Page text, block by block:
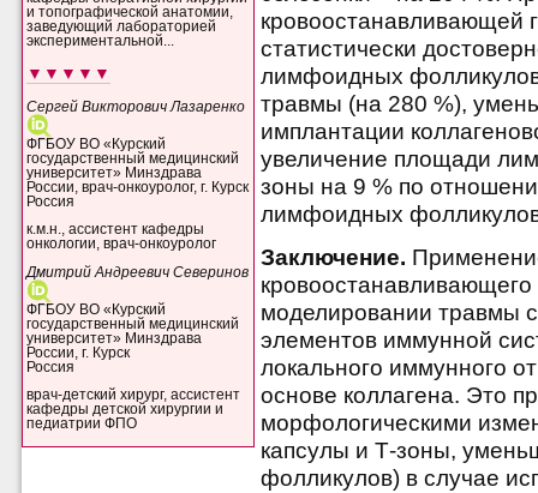
и топографической анатомии,
заведующий лабораторией
экспериментальной...
▼▼▼▼▼
Сергей Викторович Лазаренко
ФГБОУ ВО «Курский
государственный медицинский
университет» Минздрава
России, врач-онкоуролог, г. Курск
Россия
к.м.н., ассистент кафедры
онкологии, врач-онкоуролог
Дмитрий Андреевич Северинов
ФГБОУ ВО «Курский
государственный медицинский
университет» Минздрава
России, г. Курск
Россия
врач-детский хирург, ассистент
кафедры детской хирургии и
педиатрии ФПО
кровоостанавливающей
статистически
лимфоидных
травмы (на 280 %),
имплантации
увеличение площади
зоны на 9 % по
лимфоидных
Заключение.
моделировании травмы
элементов иммунной
локального иммунного
основе коллагена. Это
морфологическими
капсулы и Т-зоны,
фолликулов) в случае